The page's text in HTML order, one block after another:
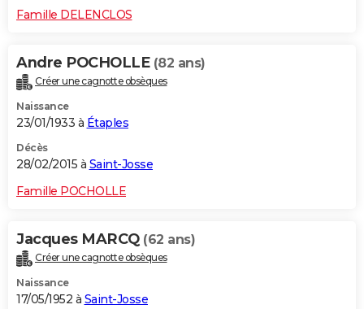
Famille DELENCLOS
Andre POCHOLLE (82 ans)
Créer une cagnotte obsèques
Naissance
23/01/1933 à Étaples
Décès
28/02/2015 à Saint-Josse
Famille POCHOLLE
Jacques MARCQ (62 ans)
Créer une cagnotte obsèques
Naissance
17/05/1952 à Saint-Josse